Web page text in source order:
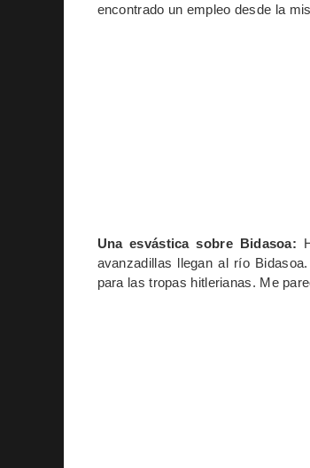
encontrado un empleo desde la
Una esvástica sobre Bidasoa:
avanzadillas llegan al río
para las tropas hitlerianas. Me